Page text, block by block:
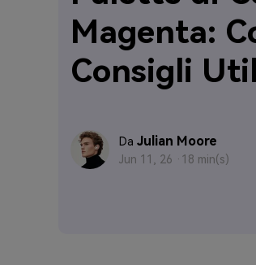
Magenta:
Consigli
Da Julian Moore
Jun 11, 26 · 18 min(s)